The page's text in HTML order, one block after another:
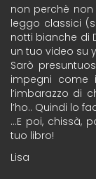
non perchè
leggo classici
notti bianche di
un tuo video su
Sarò
impegni
l’imbarazzo di
l’ho.. Quindi lo
…E poi, chissà,
tuo libro!
Lisa